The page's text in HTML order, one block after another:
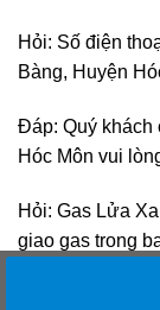
Hỏi: Số điện
Bàng, Huyện
Đáp: Quý khách
Hóc Môn vui
Hỏi: Gas Lửa
giao gas trong